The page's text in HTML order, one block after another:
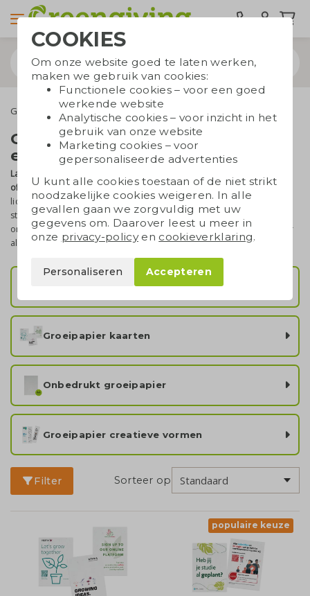
Groeipapier
Groeipapier bedrukken met je
eigen ontwerp
Laat groeipapier full colour bedrukken met je eigen ontwerp, logo
of boodschap. Je bestelt al vanaf 50 stuks. Kies 120-grams voor een
lichte, flexibele uitvoering die sneller ontkiemt, of 200-grams voor
steviger, kaartachtig papier. We controleren je bestand gratis en je
ontvangtaltijd eerst een gratis digitaal voorbeeld. Bekijk hieronder
alle uitvoeringen.
Groeipapier A3 t/m A7
Groeipapier kaarten
Onbedrukt groeipapier
Groeipapier creatieve vormen
Filter Sorteer op
populaire keuze
COOKIES
Om onze website goed te laten werken,
maken we gebruik van cookies:
Functionele cookies – voor een goed
werkende website
Analytische cookies – voor inzicht in het
gebruik van onze website
Marketing cookies – voor
gepersonaliseerde advertenties
U kunt alle cookies toestaan of de niet strikt
noodzakelijke cookies weigeren. In alle
gevallen gaan we zorgvuldig met uw
gegevens om. Daarover leest u meer in
onze privacy-policyen cookieverklaring.
Personaliseren Accepteren